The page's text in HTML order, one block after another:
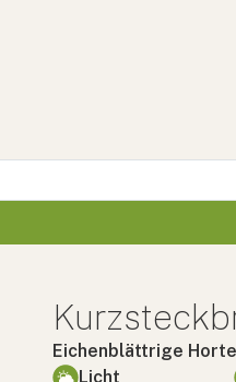
Eichenblättrige
Licht